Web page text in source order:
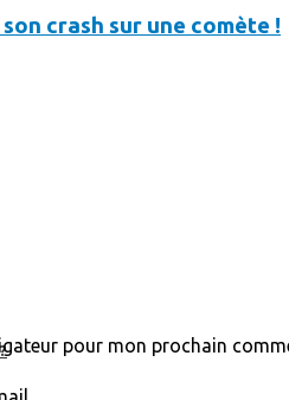
crash sur une comète !
pour mon prochain